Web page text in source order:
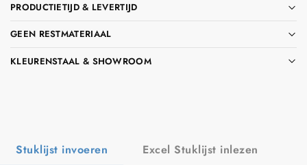
PRODUCTIETIJD & LEVERTIJD
GEEN RESTMATERIAAL
KLEURENSTAAL & SHOWROOM
Stuklijst invoeren
Excel Stuklijst inlezen